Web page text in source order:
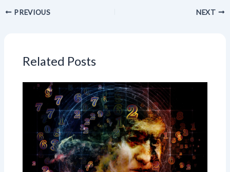
PREVIOUS NEXT
Related Posts